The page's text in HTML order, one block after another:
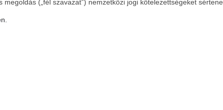
(„fél szavazat”) nemzetközi jogi kötelezettségeket sértene.